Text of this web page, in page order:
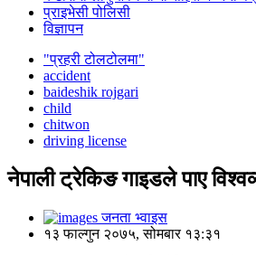
प्राइभेसी पोलिसी
विज्ञापन
"प्रहरी टोलटोलमा"
accident
baideshik rojgari
child
chitwon
driving license
नेपाली ट्रेकिङ गाइडले पाए
जनता भ्वाइस
१३ फाल्गुन २०७५, सोमबार १३:३१